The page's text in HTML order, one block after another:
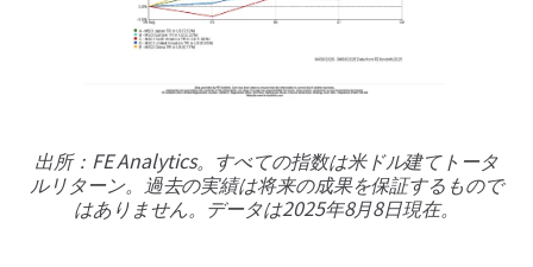
出所：FE Analytics。すべての指数は米ドル建てトータ
ルリターン。過去の実績は将来の成果を保証するもので
はありません。データは2025年8月8日現在。